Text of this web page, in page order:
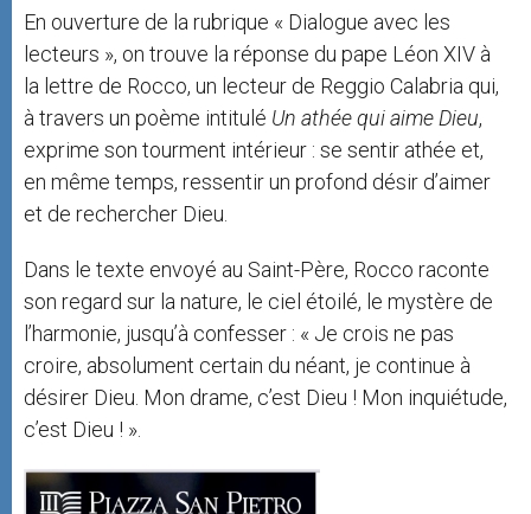
En ouverture de la rubrique « Dialogue avec les
lecteurs », on trouve la réponse du pape Léon XIV à
la lettre de Rocco, un lecteur de Reggio Calabria qui,
à travers un poème intitulé Un athéequiaime Dieu,
exprime son tourment intérieur : se sentir athée et,
en même temps, ressentir un profond désir d’aimer
et de rechercher Dieu.
Dans le texte envoyé au Saint-Père, Rocco raconte
son regard sur la nature, le ciel étoilé, le mystère de
l’harmonie, jusqu’à confesser : « Je crois ne pas
croire, absolument certain du néant, je continue à
désirer Dieu. Mon drame, c’est Dieu ! Mon inquiétude,
c’est Dieu ! ».